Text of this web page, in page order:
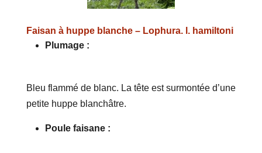
Faisan à huppe blanche – Lophura. l. hamiltoni
Plumage :
Bleu flammé de blanc. La tête est surmontée d’une
petite huppe blanchâtre.
Poule faisane :